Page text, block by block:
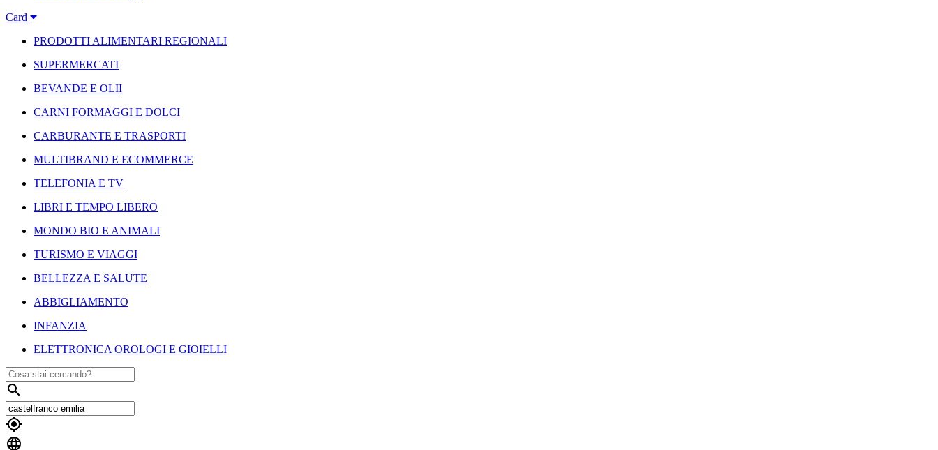
Card
PRODOTTI ALIMENTARI REGIONALI
SUPERMERCATI
BEVANDE E OLII
CARNI FORMAGGI E DOLCI
CARBURANTE E TRASPORTI
MULTIBRAND E ECOMMERCE
TELEFONIA E TV
LIBRI E TEMPO LIBERO
MONDO BIO E ANIMALI
TURISMO E VIAGGI
BELLEZZA E SALUTE
ABBIGLIAMENTO
INFANZIA
ELETTRONICA OROLOGI E GIOIELLI


